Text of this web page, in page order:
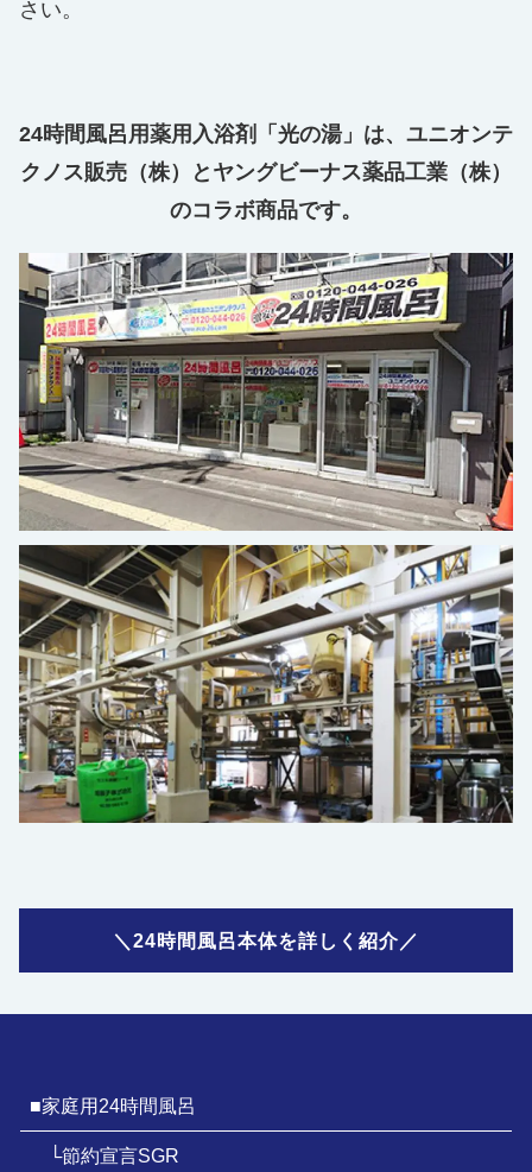
さい。
24時間風呂用薬用入浴剤「光の湯」は、ユニオンテ
クノス販売（株）と ヤングビーナス薬品工業（株）
のコラボ商品です。
＼24時間風呂本体を詳しく紹介／
■家庭用24時間風呂
└節約宣言SGR